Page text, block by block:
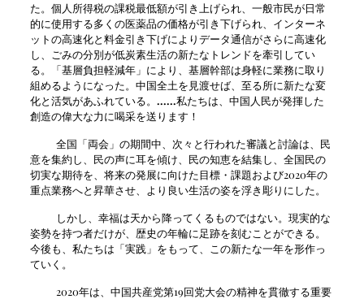
た。個人所得税の課税最低額が引き上げられ、一般市民が日常
的に使用する多くの医薬品の価格が引き下げられ、インターネ
ットの高速化と料金引き下げによりデータ通信がさらに高速化
し、ごみの分別が低炭素生活の新たなトレンドを牽引してい
る。「基層負担軽減年」により、基層幹部は身軽に業務に取り
組めるようになった。中国全土を見渡せば、至る所に新たな変
化と活気があふれている。 ......私たちは、中国人民が発揮した
創造の偉大な力に喝采を送ります！
全国「両会」の期間中、次々と行われた審議と討論は、民
意を集約し、民の声に耳を傾け、民の知恵を結集し、全国民の
切実な期待を、将来の発展に向けた目標・課題および2020年の
重点業務へと昇華させ、より良い生活の姿を浮き彫りにした。
しかし、幸福は天から降ってくるものではない。現実的な
姿勢を持つ者だけが、歴史の年輪に足跡を刻むことができる。
今後も、私たちは「実践」をもって、この新たな一年を形作っ
ていく。
2020年は、中国共産党第19回党大会の精神を貫徹する重要